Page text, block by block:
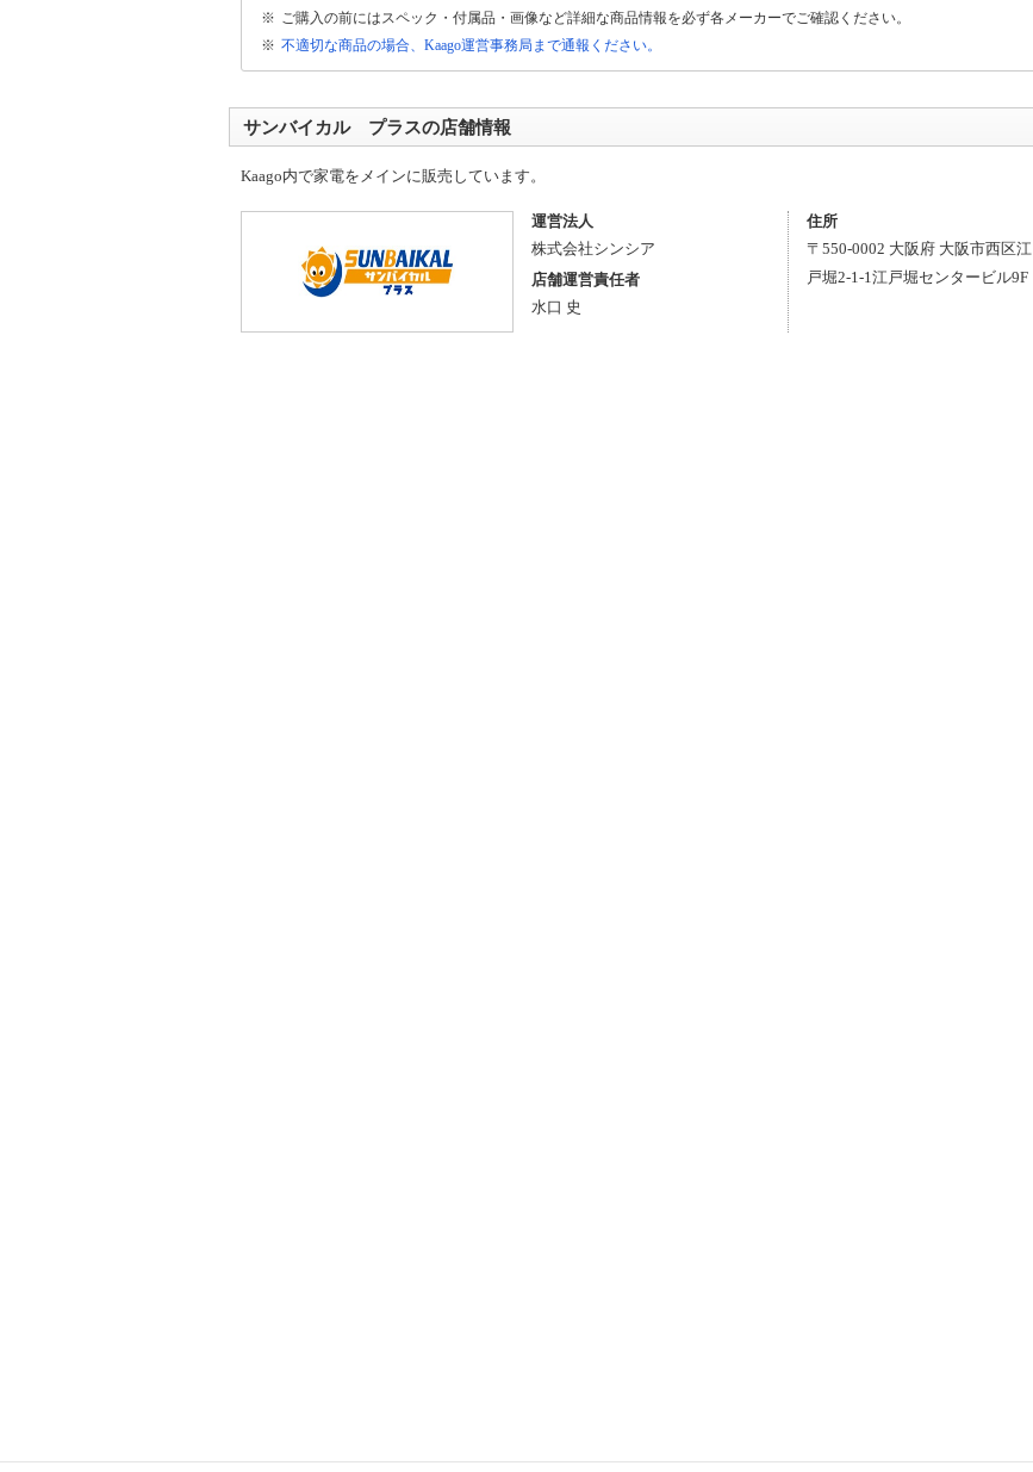
※ ご購入の前にはスペック・付属品・画像など詳細な商品情報を必ず各メーカーでご確認ください。
※ 不適切な商品の場合、Kaago運営事務局まで通報ください。
サンバイカル プラスの店舗情報
Kaago内で家電をメインに販売しています。
運営法人
株式会社シンシア
店舗運営責任者
水口 史
住所
〒 550-0002 大阪府 大阪市西区江
戸堀2-1-1江戸堀センタービル9F